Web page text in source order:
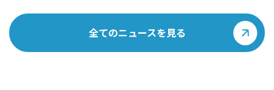
全てのニュースを見る